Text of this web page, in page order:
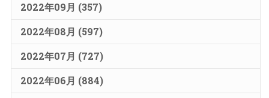
2022年09月 (357)
2022年08月 (597)
2022年07月 (727)
2022年06月 (884)